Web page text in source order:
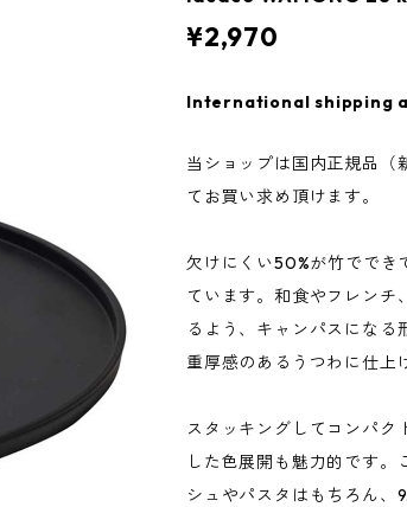
¥2,970
International shipping
当ショップは国内正規品（
てお買い求め頂けます。
欠けにくい50%が竹ででき
ています。和食やフレンチ
るよう、キャンパスになる
重厚感のあるうつわに仕上
スタッキングしてコンパク
した色展開も魅力的です。
シュやパスタはもちろん、